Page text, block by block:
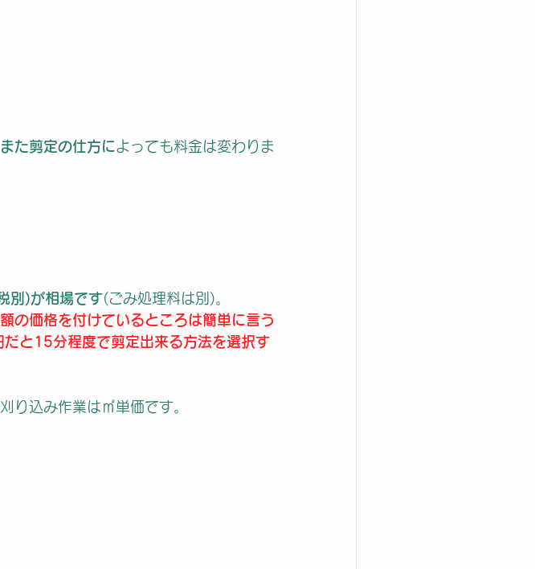
た剪定の仕方によっても料金は変わりま
別)が相場です(ごみ処理料は別)。
の価格を付けているところは簡単に言う
と15分程度で剪定出来る方法を選択す
り込み作業は㎡単価です。